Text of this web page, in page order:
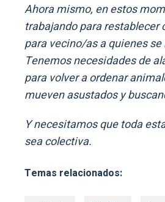
Ahora mismo, en estos
trabajando para restablecer
para vecino/as a quienes
Tenemos necesidades de
para volver a ordenar
mueven asustados y
Y necesitamos que toda
sea colectiva.
Temas relacionados: